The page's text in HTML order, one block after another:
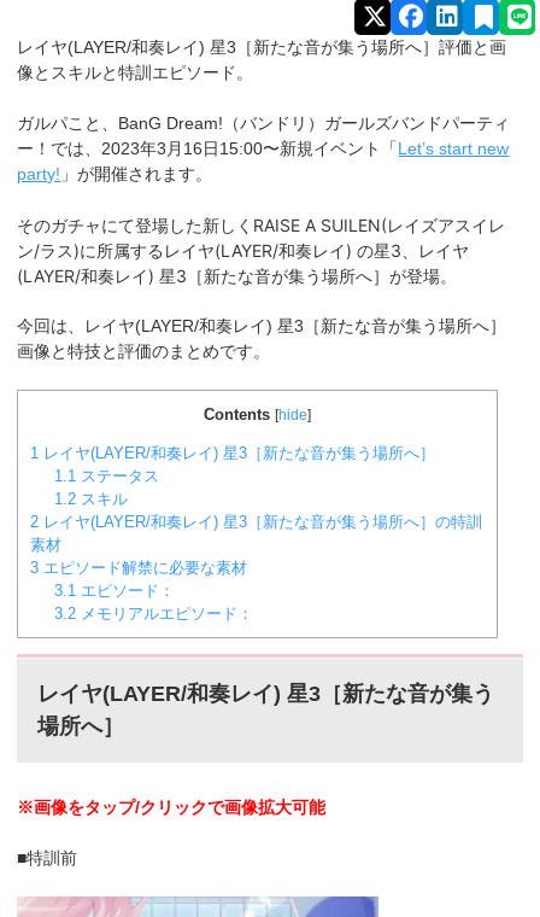
レイヤ(LAYER/和奏レイ) 星3［新たな音が集う場所へ］評価と画
像とスキルと特訓エピソード。
ガルパこと、BanG Dream!（バンドリ）ガールズバンドパーティ
ー！では、2023年3月16日15:00〜新規イベント「Let’s start new
party! 」が開催されます。
そのガチャにて登場した新しくRAISE A SUILEN(レイズアスイレ
ン/ラス)に所属するレイヤ(LAYER/和奏レイ)の星3、レイヤ
(LAYER/和奏レイ) 星3［新たな音が集う場所へ］が登場。
今回は、レイヤ(LAYER/和奏レイ) 星3［新たな音が集う場所へ］
画像と特技と評価のまとめです。
Contents [hide]
1 レイヤ(LAYER/和奏レイ) 星3［新たな音が集う場所へ］
1.1 ステータス
1.2 スキル
2 レイヤ(LAYER/和奏レイ) 星3［新たな音が集う場所へ］の特訓
素材
3 エピソード解禁に必要な素材
3.1 エピソード：
3.2 メモリアルエピソード：
レイヤ(LAYER/和奏レイ) 星3［新たな音が集う
場所へ］
※画像をタップ/クリックで画像拡大可能
■特訓前